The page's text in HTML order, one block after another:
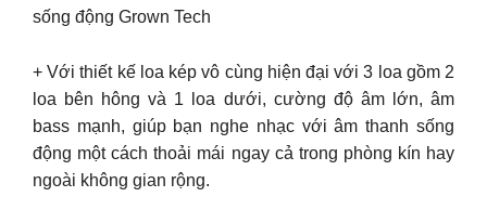
sống động Grown Tech
+ Với thiết kế loa kép vô cùng hiện đại với 3 loa gồm 2
loa bên hông và 1 loa dưới, cường độ âm lớn, âm
bass mạnh, giúp bạn nghe nhạc với âm thanh sống
động một cách thoải mái ngay cả trong phòng kín hay
ngoài không gian rộng.